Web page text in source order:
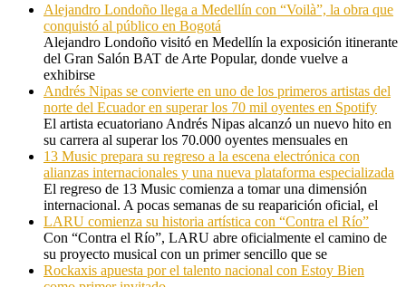
Alejandro Londoño llega a Medellín con “Voilà”, la obra que
conquistó al público en Bogotá
Alejandro Londoño visitó en Medellín la exposición itinerante
del Gran Salón BAT de Arte Popular, donde vuelve a
exhibirse
Andrés Nipas se convierte en uno de los primeros artistas del
norte del Ecuador en superar los 70 mil oyentes en Spotify
El artista ecuatoriano Andrés Nipas alcanzó un nuevo hito en
su carrera al superar los 70.000 oyentes mensuales en
13 Music prepara su regreso a la escena electrónica con
alianzas internacionales y una nueva plataforma especializada
El regreso de 13 Music comienza a tomar una dimensión
internacional. A pocas semanas de su reaparición oficial, el
LARU comienza su historia artística con “Contra el Río”
Con “Contra el Río”, LARU abre oficialmente el camino de
su proyecto musical con un primer sencillo que se
Rockaxis apuesta por el talento nacional con Estoy Bien